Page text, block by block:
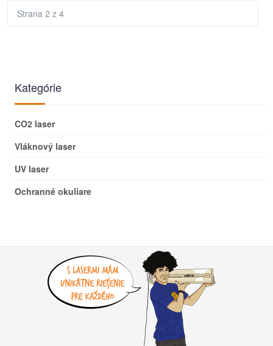
Strana 2 z 4
Kategórie
CO2 laser
Vláknový laser
UV laser
Ochranné okuliare